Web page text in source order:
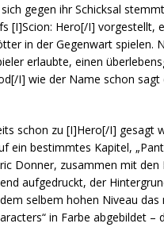
gegen ihr Schicksal
[I]Scion: Hero[/I] vorgestellt,
in der Gegenwart spielen.
erlaubte, einen
I] wie der Name schon
schon zu [I]Hero[/I] gesagt
ein bestimmtes Kapitel,
Donner, zusammen mit
aufgedruckt, der
selbem hohen Niveau
in Farbe abgebildet –